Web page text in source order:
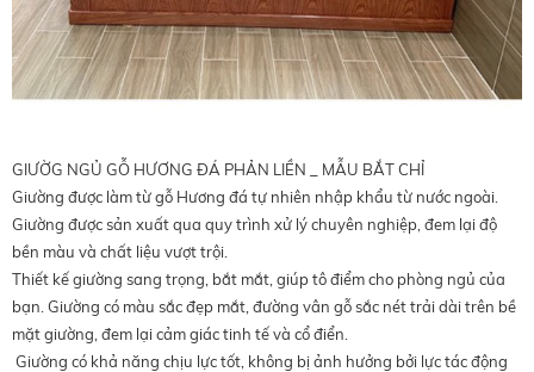
GIƯỜG NGỦ GỖ HƯƠNG ĐÁ PHẢN LIỀN _ MẪU BẮT CHỈ
Giường được làm từ gỗ Hương đá tự nhiên nhập khẩu từ nước ngoài.
Giường được sản xuất qua quy trình xử lý chuyên nghiệp, đem lại độ
bền màu và chất liệu vượt trội.
Thiết kế giường sang trọng, bắt mắt, giúp tô điểm cho phòng ngủ của
bạn. Giường có màu sắc đẹp mắt, đường vân gỗ sắc nét trải dài trên bề
mặt giường, đem lại cảm giác tinh tế và cổ điển.
Giường có khả năng chịu lực tốt, không bị ảnh hưởng bởi lực tác động